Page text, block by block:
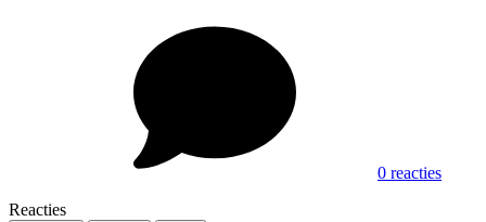
0 reacties
Reacties